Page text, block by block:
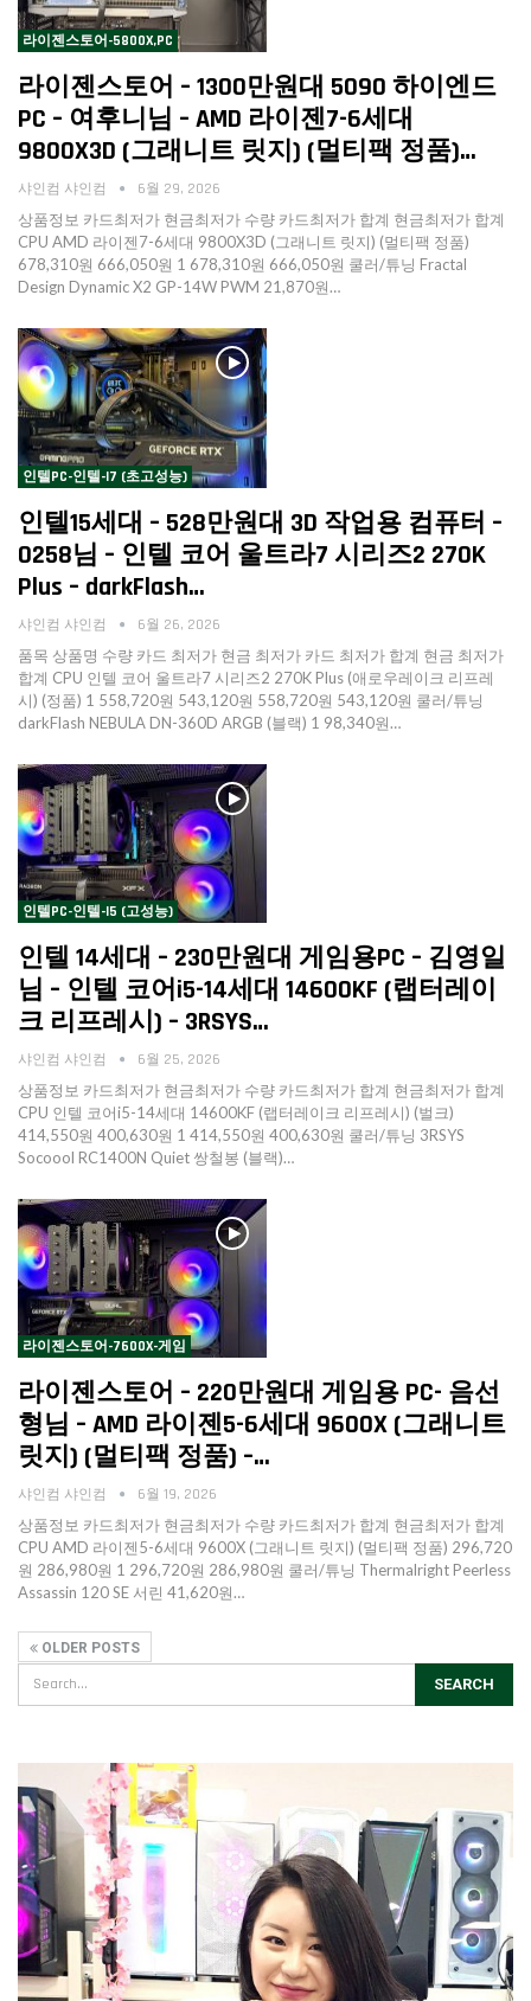
라이젠스토어-5800X,PC
라이젠스토어 – 1300만원대 5090 하이엔드
PC – 여후니님 – AMD 라이젠7-6세대
9800X3D (그래니트 릿지) (멀티팩 정품)…
샤인컴 샤인컴 6월 29, 2026
상품정보 카드최저가 현금최저가 수량 카드최저가 합계 현금최저가 합계
CPU AMD 라이젠7-6세대 9800X3D (그래니트 릿지) (멀티팩 정품)
678,310원 666,050원 1 678,310원 666,050원 쿨러/튜닝 Fractal
Design Dynamic X2 GP-14W PWM 21,870원…
인텔PC-인텔-I7 (초고성능)
인텔15세대 – 528만원대 3D 작업용 컴퓨터 –
0258님 – 인텔 코어 울트라7 시리즈2 270K
Plus – darkFlash…
샤인컴 샤인컴 6월 26, 2026
품목 상품명 수량 카드 최저가 현금 최저가 카드 최저가 합계 현금 최저가
합계 CPU 인텔 코어 울트라7 시리즈2 270K Plus (애로우레이크 리프레
시) (정품) 1 558,720원 543,120원 558,720원 543,120원 쿨러/튜닝
darkFlash NEBULA DN-360D ARGB (블랙) 1 98,340원…
인텔PC-인텔-I5 (고성능)
인텔 14세대 – 230만원대 게임용PC – 김영일
님 – 인텔 코어i5-14세대 14600KF (랩터레이
크 리프레시) – 3RSYS…
샤인컴 샤인컴 6월 25, 2026
상품정보 카드최저가 현금최저가 수량 카드최저가 합계 현금최저가 합계
CPU 인텔 코어i5-14세대 14600KF (랩터레이크 리프레시) (벌크)
414,550원 400,630원 1 414,550원 400,630원 쿨러/튜닝 3RSYS
Socoool RC1400N Quiet 쌍철봉 (블랙)…
라이젠스토어-7600X-게임
라이젠스토어 – 220만원대 게임용 PC- 음선
형님 – AMD 라이젠5-6세대 9600X (그래니트
릿지) (멀티팩 정품) –…
샤인컴 샤인컴 6월 19, 2026
상품정보 카드최저가 현금최저가 수량 카드최저가 합계 현금최저가 합계
CPU AMD 라이젠5-6세대 9600X (그래니트 릿지) (멀티팩 정품) 296,720
원 286,980원 1 296,720원 286,980원 쿨러/튜닝 Thermalright Peerless
Assassin 120 SE 서린 41,620원…
OLDER POSTS